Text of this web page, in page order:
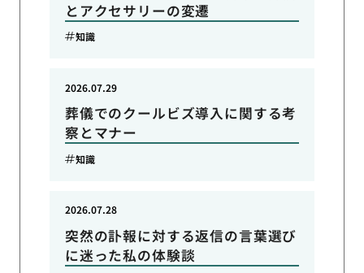
とアクセサリーの変遷
知識
葬儀でのクールビズ導入に関する考
察とマナー
2026.07.29
知識
突然の訃報に対する返信の言葉選び
に迷った私の体験談
2026.07.28